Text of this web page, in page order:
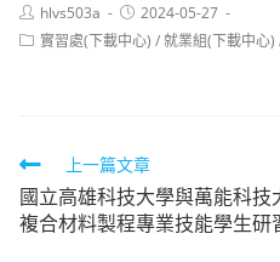
Post
author:
hlvs503a
Post
published:
2024-05-27
Post實習處(下載中心) /就業組(下載中心)
Read
more
articles
上一篇文章
國立高雄科技大學與萬能科
複合材料製程專業技能學生研